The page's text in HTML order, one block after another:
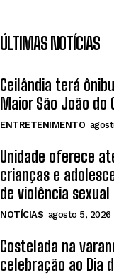
ÚLTIMAS NOTÍCIAS
Ceilândia terá
Maior São João do
ENTRETENIMENTO
Unidade oferece
crianças e
de violência sexual
NOTÍCIAS agosto 5, 2026
Costelada na
celebração ao Dia